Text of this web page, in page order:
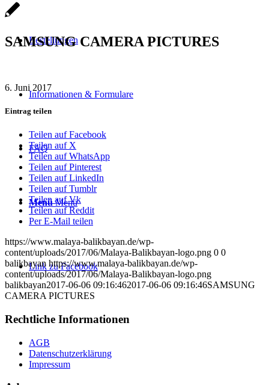
Bestellungen
Informationen & Formulare
FAQ
Menü Menü
Link zu Facebook
SAMSUNG CAMERA PICTURES
6. Juni 2017
Eintrag teilen
Teilen auf Facebook
Teilen auf X
Teilen auf WhatsApp
Teilen auf Pinterest
Teilen auf LinkedIn
Teilen auf Tumblr
Teilen auf Vk
Teilen auf Reddit
Per E-Mail teilen
https://www.malaya-balikbayan.de/wp-
content/uploads/2017/06/Malaya-Balikbayan-logo.png 0 0
balikbayan https://www.malaya-balikbayan.de/wp-
content/uploads/2017/06/Malaya-Balikbayan-logo.png
balikbayan2017-06-06 09:16:462017-06-06 09:16:46SAMSUNG
CAMERA PICTURES
Rechtliche Informationen
AGB
Datenschutzerklärung
Impressum